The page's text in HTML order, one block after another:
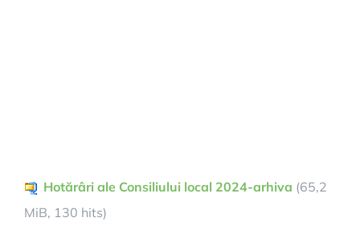
Hotărâri ale Consiliului local 2024-arhiva (65,2
MiB, 130 hits)